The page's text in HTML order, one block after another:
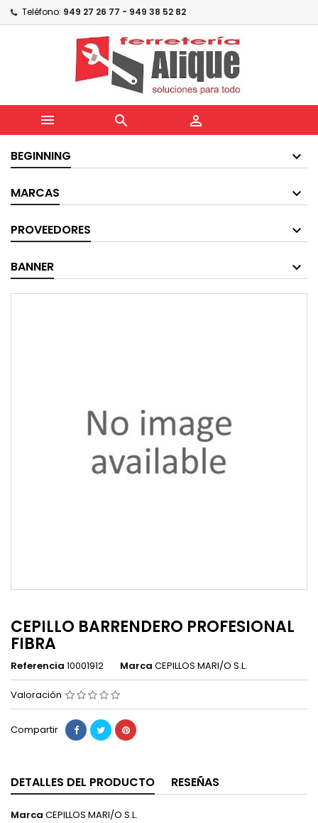
Teléfono: 949 27 26 77 - 949 38 52 82
  
BEGINNING
MARCAS
PROVEEDORES
BANNER
CEPILLO BARRENDERO PROFESIONAL
FIBRA
Referencia 10001912 Marca CEPILLOS MARI/O S.L.
Valoración
Compartir
DETALLES DEL PRODUCTO RESEÑAS
Marca CEPILLOS MARI/O S.L.